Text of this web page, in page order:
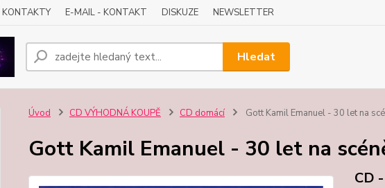
KONTAKTY E-MAIL - KONTAKT DISKUZE NEWSLETTER
Hledat
Úvod CD VÝHODNÁ KOUPĚ CD domácí Gott Kamil Emanuel - 30 let na
Gott Kamil Emanuel - 30 let na
CD